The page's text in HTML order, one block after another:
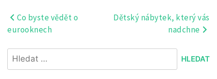
Navigace
příspěvek
Co byste vědět o
eurooknech
Dětský nábytek, který vás
nadchne
Vyhledávání